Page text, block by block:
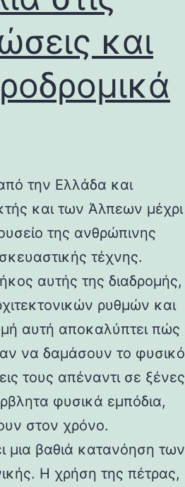
και
την Ελλάδα και
και των Άλπεων μέχρι
της ανθρώπινης
τέχνης.
αυτής της διαδρομής,
ρυθμών και
αυτή αποκαλύπτει πώς
να δαμάσουν το φυσικό
τους απέναντι σε ξένες
φυσικά εμπόδια,
στον χρόνο.
μια βαθιά κατανόηση των
Η χρήση της πέτρας,